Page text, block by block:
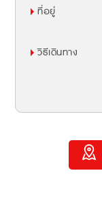
ที่อยู่
วิธีเดินทาง